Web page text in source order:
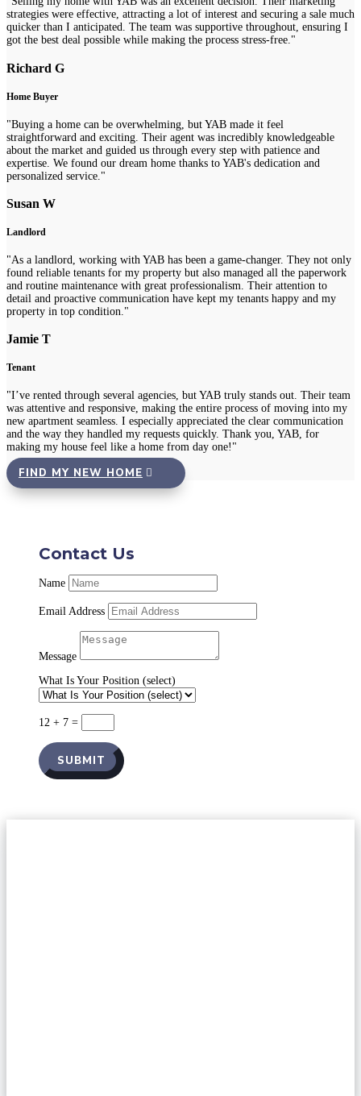
strategies were effective, attracting a lot of interest and securing a sale much
quicker than I anticipated. The team was supportive throughout, ensuring I
got the best deal possible while making the process stress-free."
Richard G
Home Buyer
"Buying a home can be overwhelming, but YAB made it feel
straightforward and exciting. Their agent was incredibly knowledgeable
about the market and guided us through every step with patience and
expertise. We found our dream home thanks to YAB's dedication and
personalized service."
Susan W
Landlord
"As a landlord, working with YAB has been a game-changer. They not only
found reliable tenants for my property but also managed all the paperwork
and routine maintenance with great professionalism. Their attention to
detail and proactive communication have kept my tenants happy and my
property in top condition."
Jamie T
Tenant
"I’ve rented through several agencies, but YAB truly stands out. Their team
was attentive and responsive, making the entire process of moving into my
new apartment seamless. I especially appreciated the clear communication
and the way they handled my requests quickly. Thank you, YAB, for
making my house feel like a home from day one!"
FIND MY NEW HOME
Contact Us
Name
Email Address
Message
What Is Your Position (select)
12 + 7 =
SUBMIT